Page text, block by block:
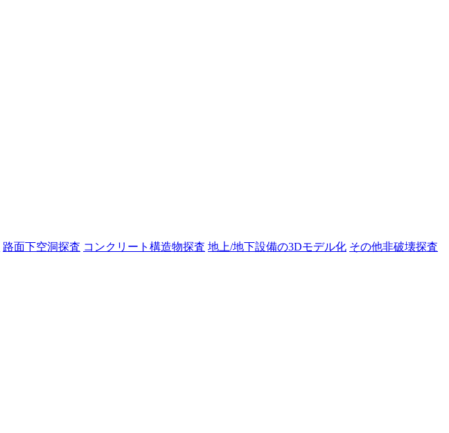
路面下空洞探査 コンクリート構造物探査 地上/地下設備の3Dモデル化 その他非破壊探査